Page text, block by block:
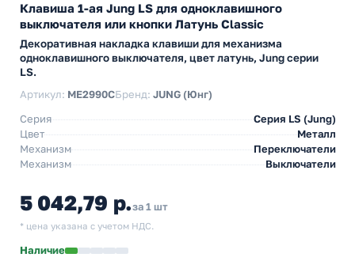
Клавиша 1-ая Jung LS для одноклавишного
выключателя или кнопки Латунь Classic
Декоративная накладка клавиши для механизма
одноклавишного выключателя, цвет латунь, Jung серии
LS.
Артикул: ME2990CБренд: JUNG (Юнг)
Серия
Серия LS (Jung)
Цвет
Металл
Механизм
Переключатели
Механизм
Выключатели
5 042,79 р.за 1 шт
* цена указана с учетом НДС.
Наличие